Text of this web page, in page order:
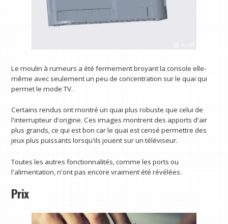
Le moulin à rumeurs a été fermement broyant la console elle-
même avec seulement un peu de concentration sur le quai qui
permet le mode TV.
Certains rendus ont montré un quai plus robuste que celui de
l'interrupteur d'origine. Ces images montrent des apports d'air
plus grands, ce qui est bon car le quai est censé permettre des
jeux plus puissants lorsqu'ils jouent sur un téléviseur.
Toutes les autres fonctionnalités, comme les ports ou
l'alimentation, n'ont pas encore vraiment été révélées.
Prix